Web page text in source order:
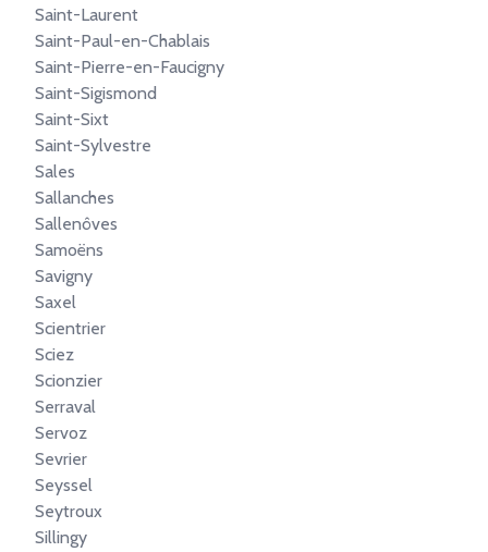
Saint-Laurent
Saint-Paul-en-Chablais
Saint-Pierre-en-Faucigny
Saint-Sigismond
Saint-Sixt
Saint-Sylvestre
Sales
Sallanches
Sallenôves
Samoëns
Savigny
Saxel
Scientrier
Sciez
Scionzier
Serraval
Servoz
Sevrier
Seyssel
Seytroux
Sillingy